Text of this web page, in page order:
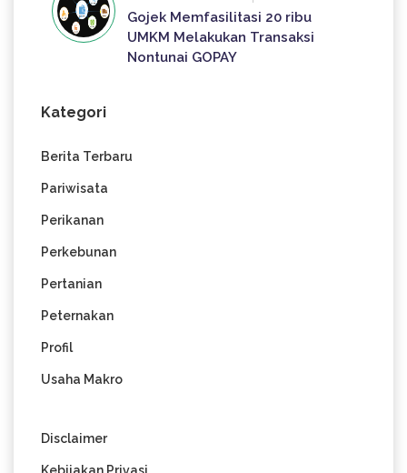
Gojek Memfasilitasi 20 ribu
UMKM Melakukan Transaksi
Nontunai GOPAY
Kategori
Berita Terbaru
Pariwisata
Perikanan
Perkebunan
Pertanian
Peternakan
Profil
Usaha Makro
Disclaimer
Kebijakan Privasi